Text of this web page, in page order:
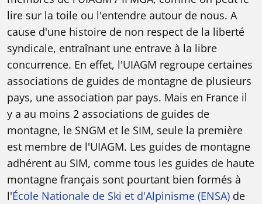
lire sur la toile ou l'entendre autour de nous. A
cause d'une histoire de non respect de la liberté
syndicale, entraînant une entrave à la libre
concurrence. En effet, l'UIAGM regroupe certaines
associations de guides de montagne de plusieurs
pays, une association par pays. Mais en France il
y a au moins 2 associations de guides de
montagne, le SNGM et le SIM, seule la première
est membre de l'UIAGM. Les guides de montagne
adhérent au SIM, comme tous les guides de haute
montagne français sont pourtant bien formés à
l'École Nationale de Ski et d'Alpinisme (ENSA) de